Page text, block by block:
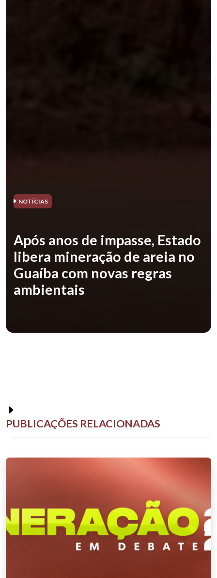
NOTÍCIAS
Após anos de impasse, Estado
libera mineração de areia no
Guaíba com novas regras
ambientais
PUBLICAÇÕES RELACIONADAS